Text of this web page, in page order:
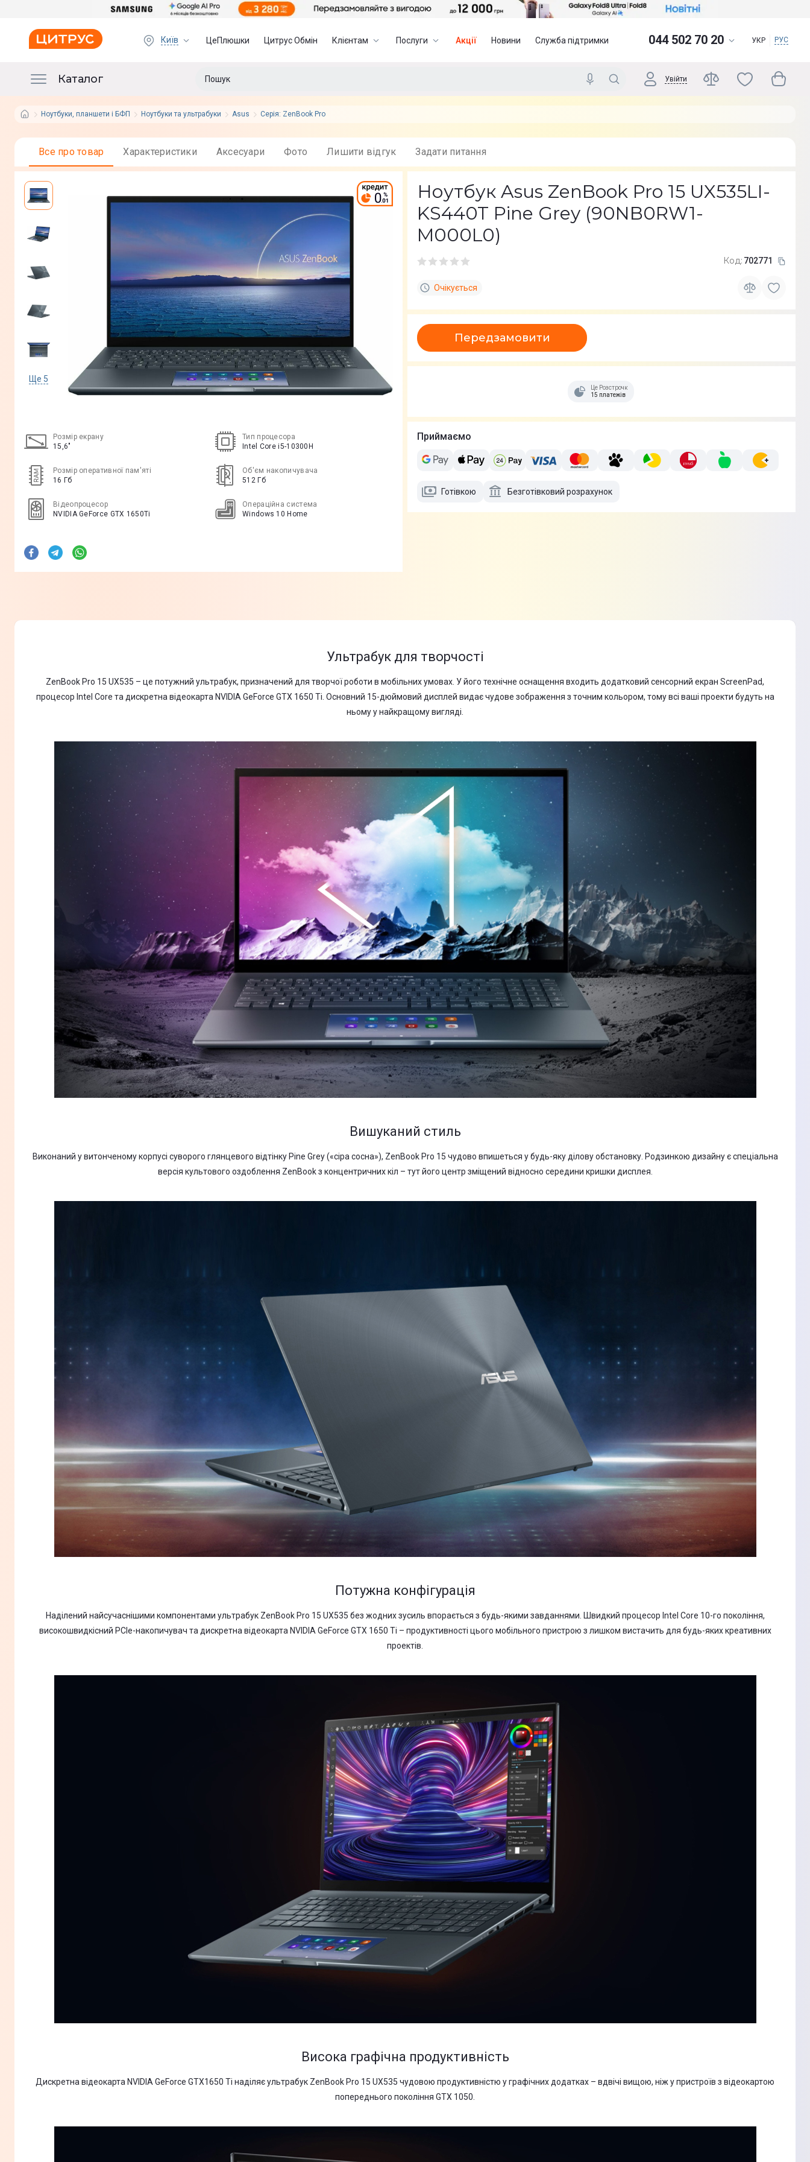
Київ ЦеПлюшки Цитрус Обмін Клієнтам Послуги Акції Новини Служба підтримки 044 502 70 20 УКР РУС
Каталог Увійти
Ноутбуки, планшети і БФП Ноутбуки та ультрабуки Asus Серія: ZenBook Pro
Все про товар Характеристики Аксесуари Фото Лишити вiдгук Задати питання
Ще 5
Розмір екрану
15,6"
Тип процесора
Intel Core i5-10300H
Розмір оперативної пам'яті
16 Гб
Об'єм накопичувача
512 Гб
Відеопроцесор
NVIDIA GeForce GTX 1650Ti
Операційна система
Windows 10 Home
Ноутбук Asus ZenBook Pro 15 UX535LI-
KS440T Pine Grey (90NB0RW1-
M000L0)
Код: 702771
Очікується
Передзамовити
Це Розстрочка
15 платежів
Приймаємо
Готівкою Безготівковий розрахунок
Ультрабук для творчості
ZenBook Pro 15 UX535 – це потужний ультрабук, призначений для творчої роботи в мобільних умовах. У його технічне оснащення входить додатковий сенсорний екран ScreenPad,
процесор Intel Core та дискретна відеокарта NVIDIA GeForce GTX 1650 Ti. Основний 15-дюймовий дисплей видає чудове зображення з точним кольором, тому всі ваші проекти будуть на
ньому у найкращому вигляді.
Вишуканий стиль
Виконаний у витонченому корпусі суворого глянцевого відтінку Pine Grey («сіра сосна»), ZenBook Pro 15 чудово впишеться у будь-яку ділову обстановку. Родзинкою дизайну є спеціальна
версія культового оздоблення ZenBook з концентричних кіл – тут його центр зміщений відносно середини кришки дисплея.
Потужна конфігурація
Наділений найсучаснішими компонентами ультрабук ZenBook Pro 15 UX535 без жодних зусиль впорається з будь-якими завданнями. Швидкий процесор Intel Core 10-го покоління,
високошвидкісний PCIe-накопичувач та дискретна відеокарта NVIDIA GeForce GTX 1650 Ti – продуктивності цього мобільного пристрою з лишком вистачить для будь-яких креативних
проектів.
Висока графічна продуктивність
Дискретна відеокарта NVIDIA GeForce GTX1650 Ti наділяє ультрабук ZenBook Pro 15 UX535 чудовою продуктивністю у графічних додатках – вдвічі вищою, ніж у пристроїв з відеокартою
попереднього покоління GTX 1050.